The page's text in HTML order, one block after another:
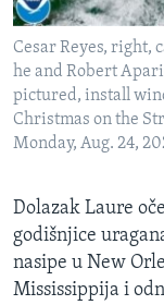
Cesar Reyes, right,
he and Robert
pictured, install
Christmas on the
Monday, Aug. 24,
Dolazak Laure
godišnjice
nasipe u New
Mississippija i